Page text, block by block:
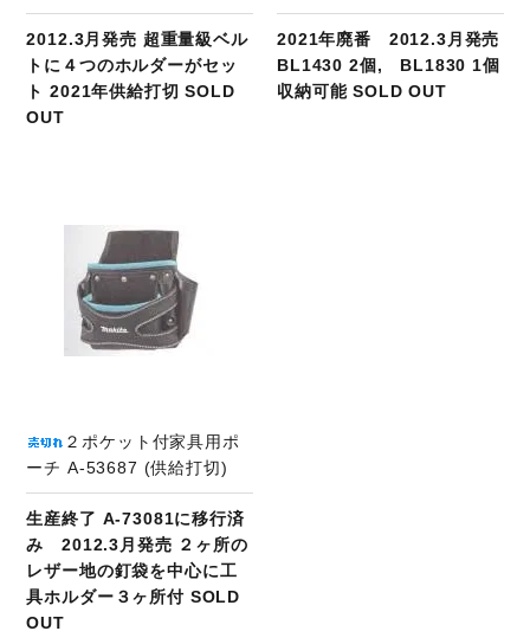
2012.3月発売 超重量級ベル
トに４つのホルダーがセッ
ト 2021年供給打切 SOLD
OUT
2021年廃番 2012.3月発売
BL1430 2個, BL1830 1個
収納可能 SOLD OUT
２ポケット付家具用ポ
ーチ A-53687 (供給打切)
生産終了 A-73081に移行済
み 2012.3月発売 ２ヶ所の
レザー地の釘袋を中心に工
具ホルダー３ヶ所付 SOLD
OUT